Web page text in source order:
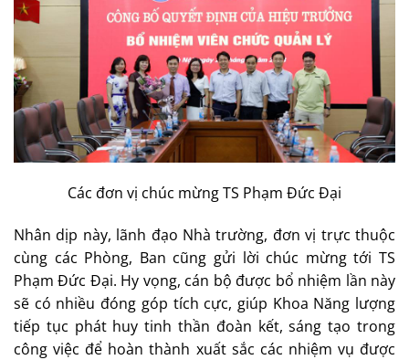
Các đơn vị chúc mừng TS Phạm Đức Đại
Nhân dịp này, lãnh đạo Nhà trường, đơn vị trực thuộc
cùng các Phòng, Ban cũng gửi lời chúc mừng tới TS
Phạm Đức Đại. Hy vọng, cán bộ được bổ nhiệm lần này
sẽ có nhiều đóng góp tích cực, giúp Khoa Năng lượng
tiếp tục phát huy tinh thần đoàn kết, sáng tạo trong
công việc để hoàn thành xuất sắc các nhiệm vụ được